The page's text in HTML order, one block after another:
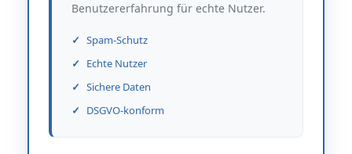
Benutzererfahrung für echte Nutzer.
Spam-Schutz
Echte Nutzer
Sichere Daten
DSGVO-konform